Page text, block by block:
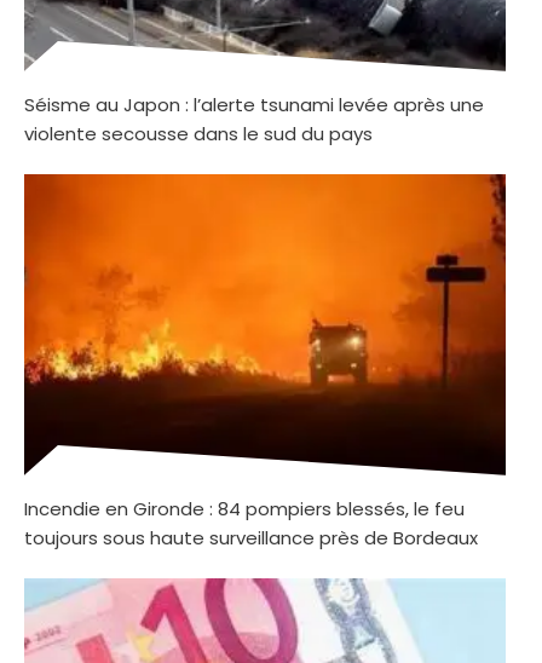
Séisme au Japon : l’alerte tsunami levée après une
violente secousse dans le sud du pays
Incendie en Gironde : 84 pompiers blessés, le feu
toujours sous haute surveillance près de Bordeaux